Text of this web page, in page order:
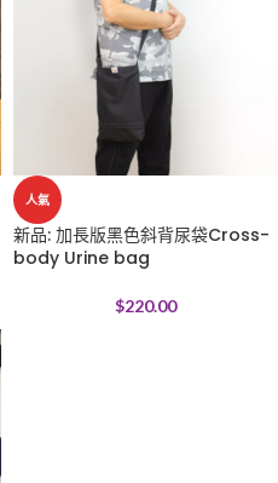
人氣
新品: 加長版黑色斜背尿袋Cross-
body Urine bag
$220.00